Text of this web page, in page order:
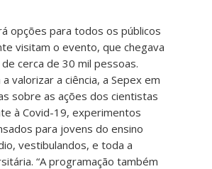
opções para todos os públicos
visitam o evento, que chegava
cerca de 30 mil pessoas.
valorizar a ciência, a Sepex em
sobre as ações dos cientistas
à Covid-19, experimentos
para jovens do ensino
vestibulandos, e toda a
“A programação também